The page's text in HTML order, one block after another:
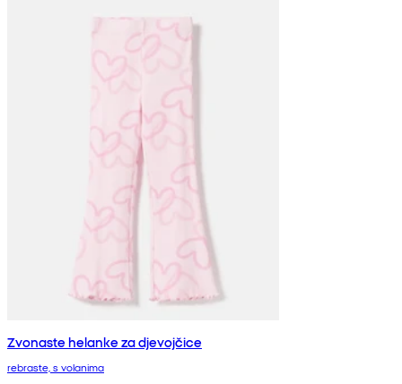
Zvonaste helanke za djevojčice
rebraste, s volanima